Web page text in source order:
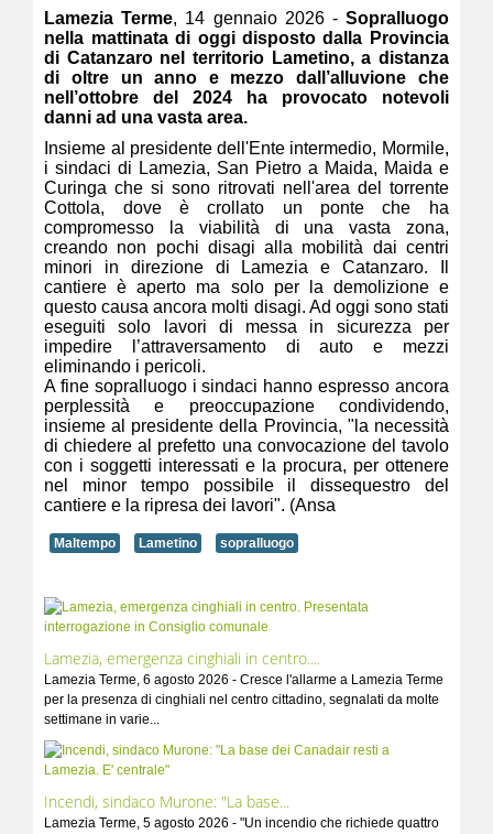
Lamezia Terme, 14 gennaio 2026 - Sopralluogo
nella mattinata di oggi disposto dalla Provincia
di Catanzaro nel territorio Lametino, a distanza
di oltre un anno e mezzo dall’alluvione che
nell’ottobre del 2024 ha provocato notevoli
danni ad una vasta area.
Insieme al presidente dell'Ente intermedio, Mormile,
i sindaci di Lamezia, San Pietro a Maida, Maida e
Curinga che si sono ritrovati nell'area del torrente
Cottola, dove è crollato un ponte che ha
compromesso la viabilità di una vasta zona,
creando non pochi disagi alla mobilità dai centri
minori in direzione di Lamezia e Catanzaro. Il
cantiere è aperto ma solo per la demolizione e
questo causa ancora molti disagi. Ad oggi sono stati
eseguiti solo lavori di messa in sicurezza per
impedire l’attraversamento di auto e mezzi
eliminando i pericoli.
A fine sopralluogo i sindaci hanno espresso ancora
perplessità e preoccupazione condividendo,
insieme al presidente della Provincia, "la necessità
di chiedere al prefetto una convocazione del tavolo
con i soggetti interessati e la procura, per ottenere
nel minor tempo possibile il dissequestro del
cantiere e la ripresa dei lavori". (Ansa
Maltempo Lametino sopralluogo
Lamezia, emergenza cinghiali in centro....
Lamezia Terme, 6 agosto 2026 - Cresce l'allarme a Lamezia Terme
per la presenza di cinghiali nel centro cittadino, segnalati da molte
settimane in varie...
Incendi, sindaco Murone: "La base...
Lamezia Terme, 5 agosto 2026 - "Un incendio che richiede quattro